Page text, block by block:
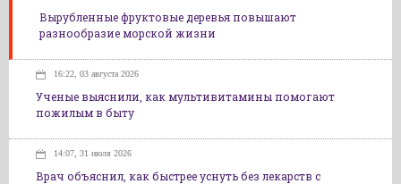
Вырубленные фруктовые деревья повышают
разнообразие морской жизни
16:22, 03 августа 2026
Ученые выяснили, как мультивитамины помогают
пожилым в быту
14:07, 31 июля 2026
Врач объяснил, как быстрее уснуть без лекарств с